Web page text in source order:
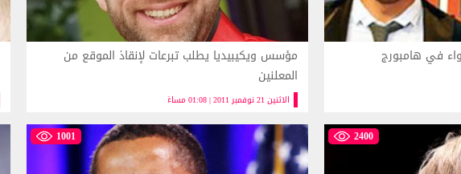
في هامبورج
الاثنين 21 نوفمبر 2011 | 01:08 مساءً
مؤسس ويكيبيديا يطلب تبرعات لإنقاذ الموقع من
المعلنين
2400
1001